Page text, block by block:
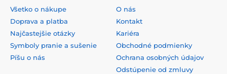
Všetko o nákupe
Doprava a platba
Najčastejšie otázky
Symboly pranie a sušenie
Píšu o nás
O nás
Kontakt
Kariéra
Obchodné podmienky
Ochrana osobných údajov
Odstúpenie od zmluvy